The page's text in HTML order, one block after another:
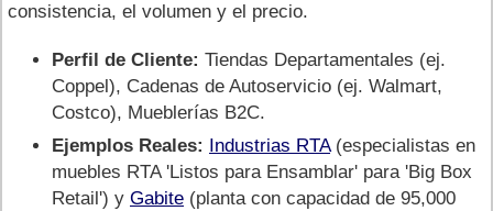
consistencia, el volumen y el precio.
Perfil de Cliente: Tiendas Departamentales (ej.
Coppel), Cadenas de Autoservicio (ej. Walmart,
Costco), Mueblerías B2C.
Ejemplos Reales: Industrias RTA(especialistas en
muebles RTA 'Listos para Ensamblar' para 'Big Box
Retail') y Gabite (planta con capacidad de 95,000